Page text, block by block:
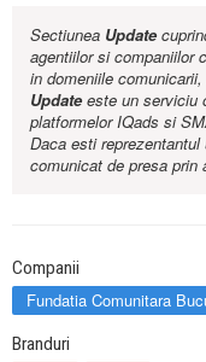
Sectiunea Update
agentiilor si companiilor
in domeniile
Updateeste un serviciu
platformelor IQads si
Daca esti
comunicat de presa
Companii
Fundatia Comunitara
Branduri